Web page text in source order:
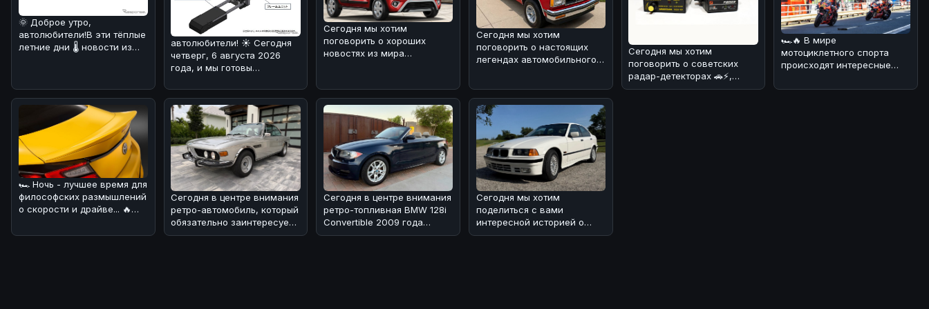
🌞 Доброе утро,
автолюбители!В эти тёплые
летние дни 🌡️ новости из
автолюбители! ☀️ Сегодня
четверг, 6 августа 2026
года, и мы готовы
интересной ново
Сегодня мы хотим
поговорить о хороших
новостях из мира
Maruti
Сегодня мы хотим
поговорить о настоящих
легендах автомобильного
Сегодня мы хотим
поговорить о советских
радар-детекторах 🚗⚡,
которые в конце прошлого
🏎🔥 В мире
мотоциклетного спорта
происходят интересные
преддверии нового сезона
🏎 Ночь - лучшее время для
философских размышлений
о скорости и драйве... 🔥
Сегодня в центре внимания
ретро-автомобиль, который
обязательно заинтересует
поклонников BMW! 🏎Речь
Сегодня в центре внимания
ретро-топливная BMW 128i
Convertible 2009 года
выпуска с 6-скоростной
Сегодня мы хотим
поделиться с вами
интересной историей о
редком экземпляре BMW